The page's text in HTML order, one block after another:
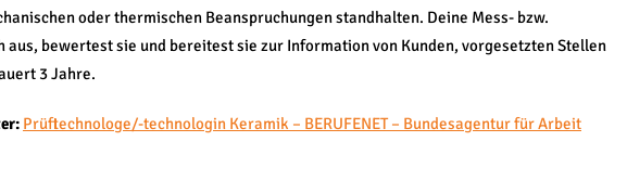
oder thermischen Beanspruchungen standhalten. Deine Mess- bzw.
bewertest sie und bereitest sie zur Information von Kunden, vorgesetzten Stellen
3 Jahre.
Prüftechnologe/-technologin Keramik – BERUFENET – Bundesagentur für Arbeit